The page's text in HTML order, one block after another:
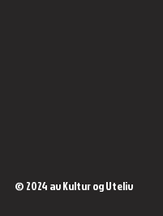
© 2024 av Kultur og Uteliv